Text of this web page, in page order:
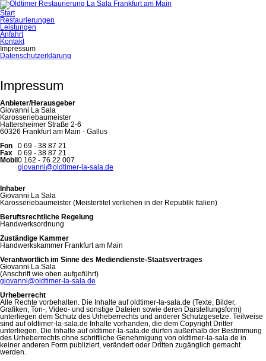
Navigation
überspringen
Start
Restaurierungen
Leistungen
Anfahrt
Kontakt
Impressum
Datenschutzerklärung
Impressum
Anbieter/Herausgeber
Giovanni La Sala
Karosseriebaumeister
Hattersheimer Straße 2-6
60326 Frankfurt am Main - Gallus
Fon
0 69 - 38 87 21
Fax
0 69 - 38 87 21
Mobil 0 162 - 76 22 007
giovanni@oldtimer-la-sala.de
Inhaber
Giovanni La Sala
Karosseriebaumeister (Meistertitel verliehen in der Republik Italien)
Beruftsrechtliche Regelung
Handwerksordnung
Zuständige Kammer
Handwerkskammer Frankfurt am Main
Verantwortlich im Sinne des Mediendienste-Staatsvertrages
Giovanni La Sala
(Anschrift wie oben aufgeführt)
giovanni@oldtimer-la-sala.de
Urheberrecht
Alle Rechte vorbehalten. Die Inhalte auf oldtimer-la-sala.de (Texte, Bilder,
Grafiken, Ton-, Video- und sonstige Dateien sowie deren Darstellungsform)
unterliegen dem Schutz des Urheberrechts und anderer Schutzgesetze. Teilweise
sind auf oldtimer-la-sala.de Inhalte vorhanden, die dem Copyright Dritter
unterliegen. Die Inhalte auf oldtimer-la-sala.de dürfen außerhalb der Bestimmung
des Urheberrechts ohne schriftliche Genehmigung von oldtimer-la-sala.de in
keiner anderen Form publiziert, verändert oder Dritten zugänglich gemacht
werden.